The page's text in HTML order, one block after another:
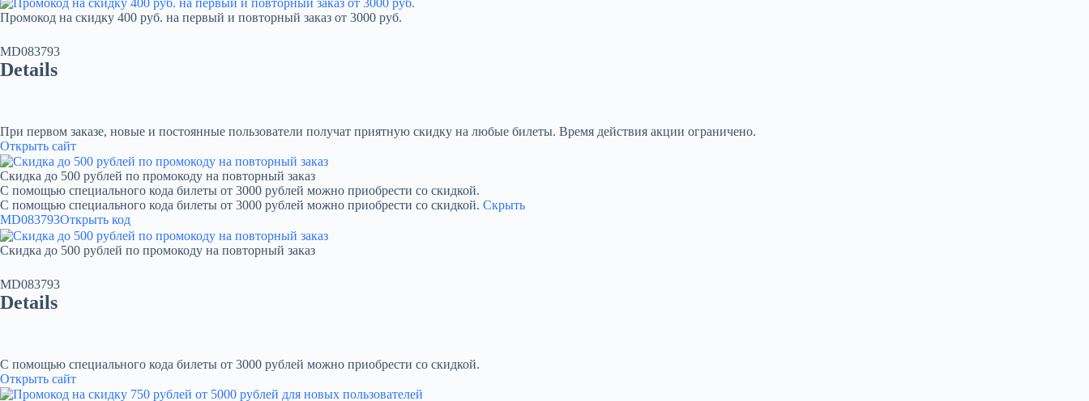
Промокод на скидку 400 руб. на первый и повторный заказ от 3000 руб.
MD083793
Details
При первом заказе, новые и постоянные пользователи получат приятную скидку на любые билеты. Время действия акции ограничено.
Открыть сайт
Скидка до 500 рублей по промокоду на повторный заказ
С помощью специального кода билеты от 3000 рублей можно приобрести со скидкой.
С помощью специального кода билеты от 3000 рублей можно приобрести со скидкой. Скрыть
MD083793Открыть код
Скидка до 500 рублей по промокоду на повторный заказ
MD083793
Details
С помощью специального кода билеты от 3000 рублей можно приобрести со скидкой.
Открыть сайт